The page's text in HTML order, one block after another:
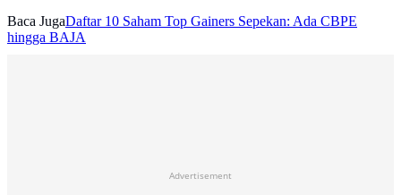
Baca JugaDaftar 10 Saham Top Gainers Sepekan: Ada CBPE
hingga BAJA
Advertisement